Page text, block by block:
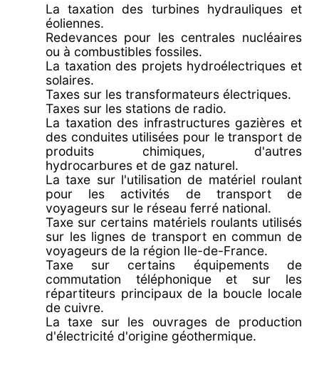
La taxation des turbines hydrauliques et
éoliennes.
Redevances pour les centrales nucléaires
ou à combustibles fossiles.
La taxation des projets hydroélectriques et
solaires.
Taxes sur les transformateurs électriques.
Taxes sur les stations de radio.
La taxation des infrastructures gazières et
des conduites utilisées pour le transport de
produits chimiques, d'autres
hydrocarbures et de gaz naturel.
La taxe sur l'utilisation de matériel roulant
pour les activités de transport de
voyageurs sur le réseau ferré national.
Taxe sur certains matériels roulants utilisés
sur les lignes de transport en commun de
voyageurs de la région Ile-de-France.
Taxe sur certains équipements de
commutation téléphonique et sur les
répartiteurs principaux de la boucle locale
de cuivre.
La taxe sur les ouvrages de production
d'électricité d'origine géothermique.